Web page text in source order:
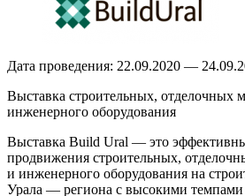
Дата проведения: 22.09.2020 —
Выставка строительных, отделочных
инженерного оборудования
Выставка Build Ural — это
продвижения строительных,
и инженерного оборудования на
Урала — региона с высокими темпами